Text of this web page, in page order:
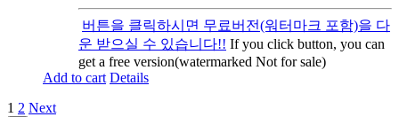
버튼을 클릭하시면 무료버전(워터마크 포함)을 다
운 받으실 수 있습니다!! If you click button, you can
get a free version(watermarked Not for sale)
Add to cart Details
1 2 Next